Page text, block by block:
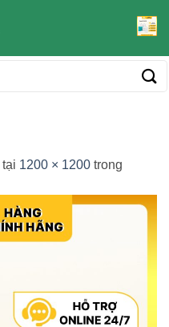
tại 1200 × 1200 trong